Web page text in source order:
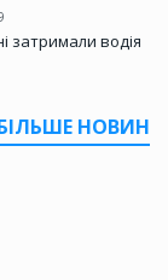
затримали водія
НОВИН